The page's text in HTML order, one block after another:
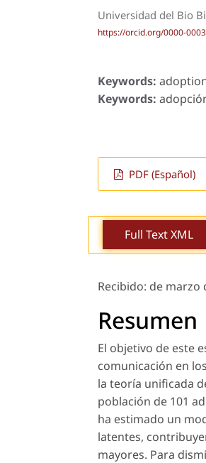
Universidad del Bio
https://orcid.org/0000-
Keywords:
Keywords:
PDF (Español)
Full Text XML
Recibido: de marzo
Resumen
El objetivo de este
comunicación en
la teoría unificada
población de 101
ha estimado un
latentes,
mayores. Para